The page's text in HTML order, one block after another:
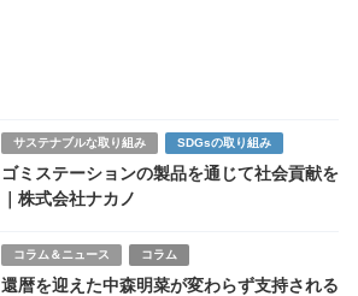
サステナブルな取り組み SDGsの取り組み
ゴミステーションの製品を通じて社会貢献を
｜株式会社ナカノ
コラム＆ニュース コラム
還暦を迎えた中森明菜が変わらず支持される